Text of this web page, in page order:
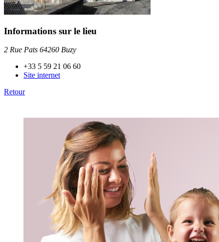
Informations sur le lieu
2 Rue Pats 64260 Buzy
+33 5 59 21 06 60
Site internet
Retour